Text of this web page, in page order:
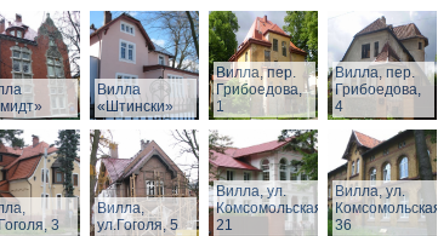
Вилла
«Штински»
Вилла, пер.
Грибоедова,
1
Вилла, пер.
Грибоедова,
4
3
Вилла,
ул.Гоголя, 5
Вилла, ул.
Комсомольская,
21
Вилла, ул.
Комсомольская,
36